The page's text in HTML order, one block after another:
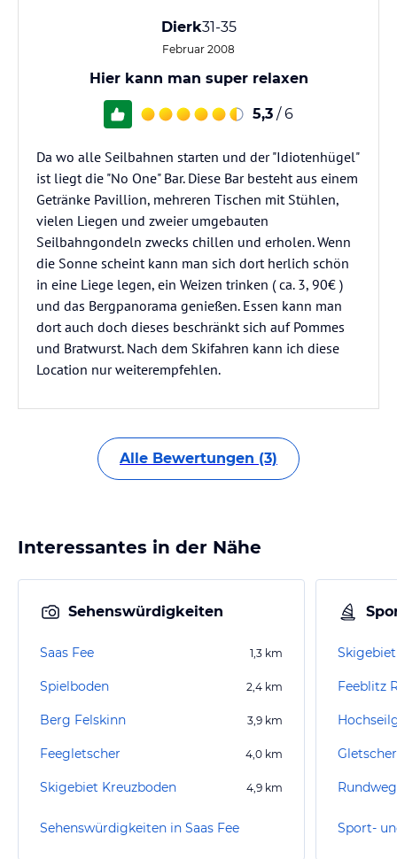
Dierk31-35
Februar 2008
Hier kann man super relaxen
5,3 / 6
Da wo alle Seilbahnen starten und der "Idiotenhügel"
ist liegt die "No One" Bar. Diese Bar besteht aus einem
Getränke Pavillion, mehreren Tischen mit Stühlen,
vielen Liegen und zweier umgebauten
Seilbahngondeln zwecks chillen und erholen. Wenn
die Sonne scheint kann man sich dort herlich schön
in eine Liege legen, ein Weizen trinken ( ca. 3, 90€ )
und das Bergpanorama genießen. Essen kann man
dort auch doch dieses beschränkt sich auf Pommes
und Bratwurst. Nach dem Skifahren kann ich diese
Location nur weiterempfehlen.
Alle Bewertungen (3)
Interessantes in der Nähe
Sehenswürdigkeiten
Saas Fee 1,3 km
Spielboden 2,4 km
Berg Felskinn 3,9 km
Feegletscher 4,0 km
Skigebiet Kreuzboden 4,9 km
Sehenswürdigkeiten in Saas Fee
Skigebiet
Feeblitz